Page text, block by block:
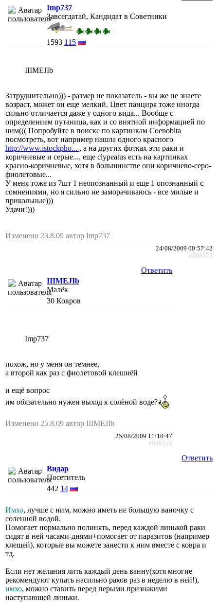
Imp737
Завсегдатай, Кандидат в Советники
1593 115
IIIMEJIb
Затруднительно))) - размер не показатель - вы же не знаете
возраст, может он еще мелкий. Цвет панциря тоже иногда
сильно отличается даже у одного вида... Вообще с
определением путаница, как и со внятной информацией по
ним((( Попробуйте в поиске по картинкам Coenobita
посмотреть, вот например нашла одного красного
http://www.istockpho... , а на других фотках эти раки и
коричневые и серые..., еще clypeatus есть на картинках
красно-коричневые, хотя в большинстве они коричнево-серо-
фиолетовые...
У меня тоже из 7шт 1 неопознанный и еще 1 опознанный с
сомнениями, но я сильно не заморачиваюсь - все милые и
прикольные)))
Удачи!)))
Изменено 23.8.09 автор Imp737
24/08/2009 00:57:42
#898373
Ответить
IIIMEJIb
Малёк
30 Ковров
Imp737
похож, но у меня он темнее,
а второй как раз с фиолетовой клешнёй
и ещё вопрос
им обязательно нужен выход к солёной воде?
Изменено 25.8.09 автор IIIMEJIb
25/08/2009 11:18:47
#899218
Ответить
Видар
Посетитель
442 14
Имхо, лучше с ним, можно иметь не большую ваночку с
соленной водой.
Помогает нормально полинять, перед каждой линькой раки
сидят в ней часами-днями+помогает от паразитов (например
клещей), которые вы можете занести к ним вместе с ковра и
тд.
Если нет желания лить каждый день ванну(хотя многие
рекомендуют купать насильно раков раз в неделю в ней!),
имхо, можно ставить перед перыми признакими
наступающей линьки.